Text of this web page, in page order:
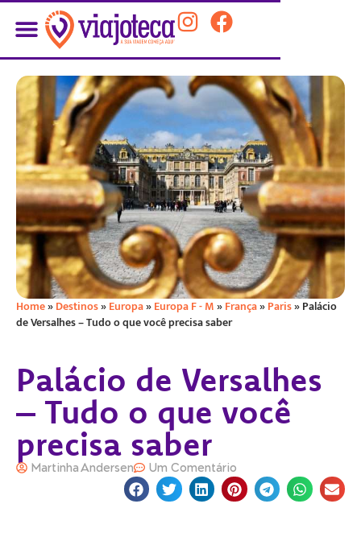
Home»Destinos»Europa»Europa F - M»França»Paris»Palácio
de Versalhes – Tudo o que você precisa saber
Palácio de Versalhes
– Tudo o que você
precisa saber
Martinha Andersen Um Comentário